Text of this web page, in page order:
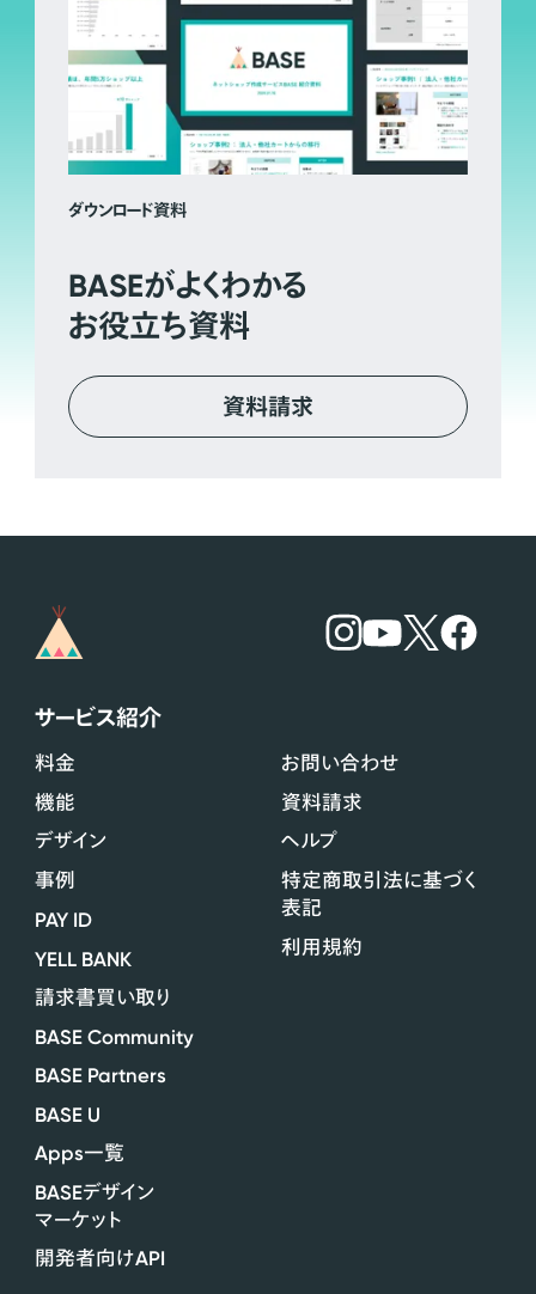
ダウンロード資料
BASEがよくわかる
お役立ち資料
資料請求
サービス紹介
料金
機能
デザイン
事例
PAY ID
YELL BANK
請求書買い取り
BASE Community
BASE Partners
BASE U
Apps一覧
BASEデザイン
マーケット
開発者向けAPI
お問い合わせ
資料請求
ヘルプ
特定商取引法に基づく
表記
利用規約